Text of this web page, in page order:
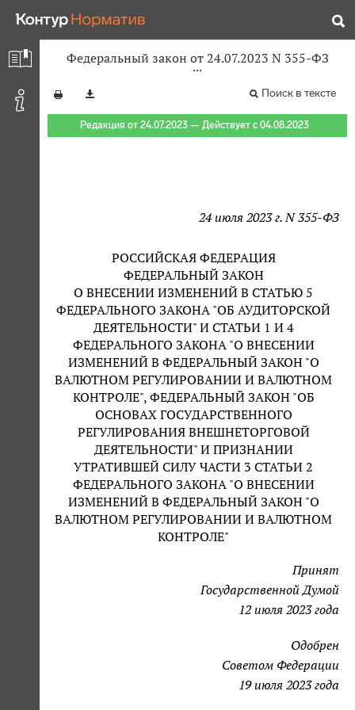
Федеральный закон от 24.07.2023 N 355-ФЗ
Поиск в тексте
Редакция от 24.07.2023 — Действует с 04.08.2023
24 июля 2023 г. N 355-ФЗ
РОССИЙСКАЯ ФЕДЕРАЦИЯ
ФЕДЕРАЛЬНЫЙ ЗАКОН
О ВНЕСЕНИИ ИЗМЕНЕНИЙ В СТАТЬЮ 5
ФЕДЕРАЛЬНОГО ЗАКОНА "ОБ АУДИТОРСКОЙ
ДЕЯТЕЛЬНОСТИ" И СТАТЬИ 1 И 4
ФЕДЕРАЛЬНОГО ЗАКОНА "О ВНЕСЕНИИ
ИЗМЕНЕНИЙ В ФЕДЕРАЛЬНЫЙ ЗАКОН "О
ВАЛЮТНОМ РЕГУЛИРОВАНИИ И ВАЛЮТНОМ
КОНТРОЛЕ", ФЕДЕРАЛЬНЫЙ ЗАКОН "ОБ
ОСНОВАХ ГОСУДАРСТВЕННОГО
РЕГУЛИРОВАНИЯ ВНЕШНЕТОРГОВОЙ
ДЕЯТЕЛЬНОСТИ" И ПРИЗНАНИИ
УТРАТИВШЕЙ СИЛУ ЧАСТИ 3 СТАТЬИ 2
ФЕДЕРАЛЬНОГО ЗАКОНА "О ВНЕСЕНИИ
ИЗМЕНЕНИЙ В ФЕДЕРАЛЬНЫЙ ЗАКОН "О
ВАЛЮТНОМ РЕГУЛИРОВАНИИ И ВАЛЮТНОМ
КОНТРОЛЕ"
Принят
Государственной Думой
12 июля 2023 года
Одобрен
Советом Федерации
19 июля 2023 года